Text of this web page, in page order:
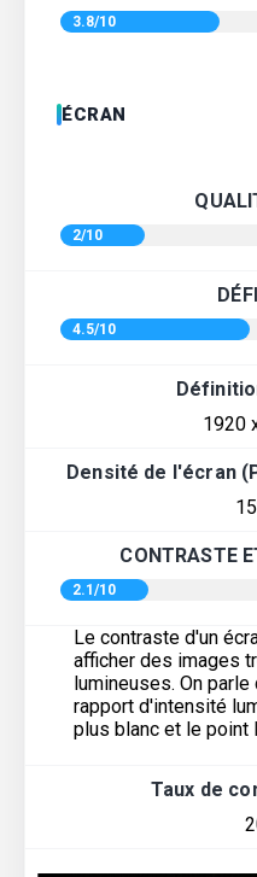
3.8/10
ÉCRAN
2/10
4.5/10
1920
Densité de l'écran
CONTRASTE
2.1/10
Le contraste d'un
afficher des images
lumineuses. On
rapport d'intensité
plus blanc et le point
Taux de